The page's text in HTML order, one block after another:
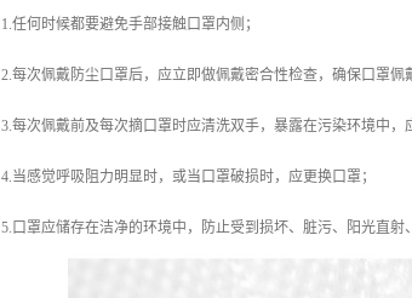
1.任何时候都要避免手部接触口罩内侧；
2.每次佩戴防尘口罩后，应立即做佩戴密合性检查，确保口罩佩
3.每次佩戴前及每次摘口罩时应清洗双手，暴露在污染环境中，
4.当感觉呼吸阻力明显时，或当口罩破损时，应更换口罩；
5.口罩应储存在洁净的环境中，防止受到损坏、脏污、阳光直